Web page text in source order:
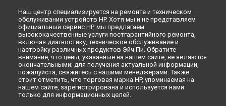
Наш центр специализируется на ремонте и техническом
обслуживании устройств HP. Хотя мы и не представляем
официальный сервис HP, мы предлагаем
высококачественные услуги постгарантийного ремонта,
включая диагностику, техническое обслуживание и
настройку различных продуктов Эйч Пи. Обратите
внимание, что цены, указанные на нашем сайте, не являются
окончательными; для получения актуальной информации,
пожалуйста, свяжитесь с нашими менеджерами. Также
стоит отметить, что торговая марка HP, упоминаемая на
нашем сайте, зарегистрирована и используется нами
только для информационных целей.